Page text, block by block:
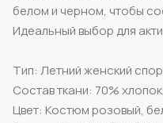
белом и черном, чтобы
Идеальный выбор для
Тип: Летний женский
Состав ткани: 70%
Цвет: Костюм розовый,